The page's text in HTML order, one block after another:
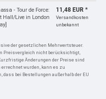
- Tour de Force:
Hall/Live in London
11,48 EUR *
Versandkosten
unbekannt
der gesetzlichen Mehrwertsteuer.
Preisvergleich nicht berücksichtigt,
Änderungen der Preise sind
wurden, kann es zu
dass bei Bestellungen außerhalb der EU